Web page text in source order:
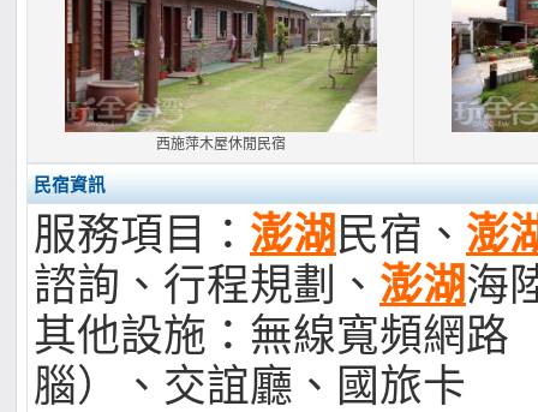
西施萍木屋休閒民宿
民宿資訊
服務項目： 澎湖民宿、 澎
諮詢、行程規劃、 澎湖海
其他設施：無線寬頻網路
腦）、交誼廳、國旅卡